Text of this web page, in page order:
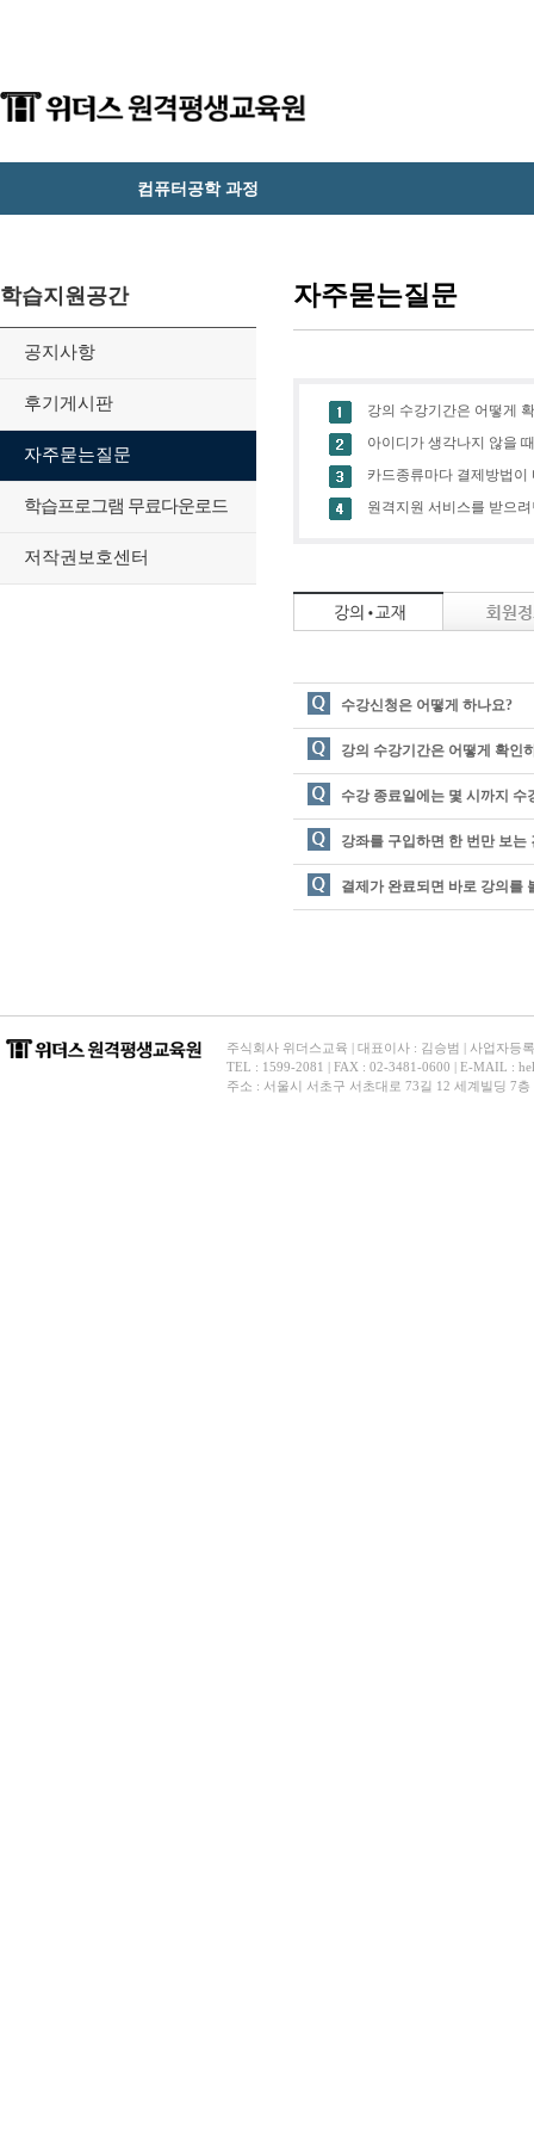
컴퓨터공학 과정
학습지원공간
공지사항
후기게시판
자주묻는질문
학습프로그램 무료다운로드
저작권보호센터
자주묻는질문
강의 수강기간은 어떻게
아이디가 생각나지 않을
카드종류마다 결제방법이
원격지원 서비스를 받으
수강신청은 어떻게 하나요?
강의 수강기간은 어떻게 확인
수강 종료일에는 몇 시까지 수
강좌를 구입하면 한 번만 보는
결제가 완료되면 바로 강의를
주식회사 위더스교육 | 대표이사 : 김승범 | 사업자등
TEL : 1599-2081 | FAX : 02-3481-0600 | E-MAIL :
주소 : 서울시 서초구 서초대로 73길 12 세계빌딩 7층